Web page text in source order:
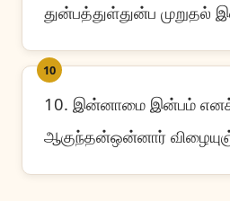
துன்பத்துள்துன்ப முறுதல்
10
10. இன்னாமை இன்பம்
ஆகுந்தன்ஒன்னார் விழையுஞ்